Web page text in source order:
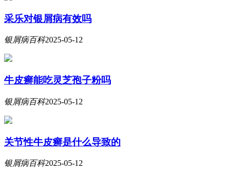
采乐对银屑病有效吗
银屑病百科2025-05-12
牛皮癣能吃灵芝孢子粉吗
银屑病百科2025-05-12
关节性牛皮癣是什么导致的
银屑病百科2025-05-12